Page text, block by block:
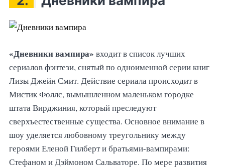
«Дневники вампира» входит в список лучших
сериалов фэнтези, снятый по одноименной серии книг
Лизы Джейн Смит. Действие сериала происходит в
Мистик Фоллс, вымышленном маленьком городке
штата Вирджиния, который преследуют
сверхъестественные существа. Основное внимание в
шоу уделяется любовному треугольнику между
героями Еленой Гилберт и братьями-вампирами:
Стефаном и Дэймоном Сальваторе. По мере развития